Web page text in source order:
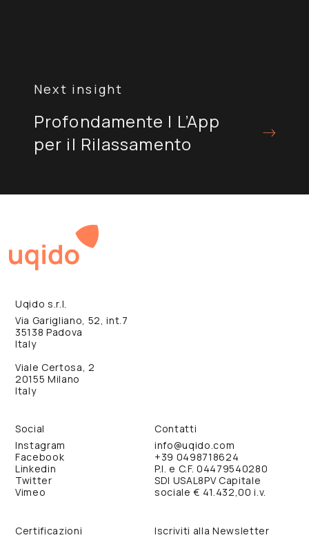
Profondamente | L’App
per il Rilassamento
Uqido s.r.l.
Via Garigliano, 52, int.7
35138 Padova
Italy
Viale Certosa, 2
20155 Milano
Italy
Contatti
info@uqido.com
+39 0498718624
P.I. e C.F. 04479540280
SDI USAL8PV Capitale
sociale € 41.432,00 i.v.
Social
Instagram
Facebook
Linkedin
Twitter
Vimeo
Certificazioni Iscriviti alla Newsletter